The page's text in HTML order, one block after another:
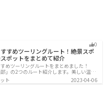
0
すめツーリングルート！絶景スポ
ポットをまとめて紹介
めツーリングルートをまとめました！
部」の2つのルート紹介します。美しい温泉
史ある城や神社仏閣など、バイクツーリ
ポットが多数存在し、様々な楽しみ方が
ト
2023-04-06